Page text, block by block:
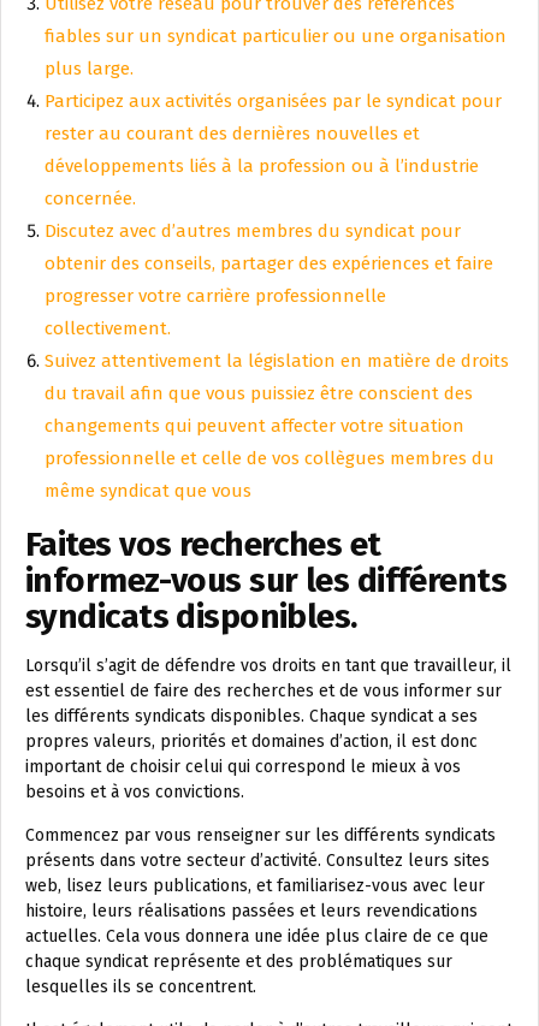
fiables sur un syndicat particulier ou une organisation
plus large.
Participez aux activités organisées par le syndicat pour
rester au courant des dernières nouvelles et
développements liés à la profession ou à l’industrie
concernée.
Discutez avec d’autres membres du syndicat pour
obtenir des conseils, partager des expériences et faire
progresser votre carrière professionnelle
collectivement.
Suivez attentivement la législation en matière de droits
du travail afin que vous puissiez être conscient des
changements qui peuvent affecter votre situation
professionnelle et celle de vos collègues membres du
même syndicat que vous
Faites vos recherches et
informez-vous sur les différents
syndicats disponibles.
Lorsqu’il s’agit de défendre vos droits en tant que travailleur, il
est essentiel de faire des recherches et de vous informer sur
les différents syndicats disponibles. Chaque syndicat a ses
propres valeurs, priorités et domaines d’action, il est donc
important de choisir celui qui correspond le mieux à vos
besoins et à vos convictions.
Commencez par vous renseigner sur les différents syndicats
présents dans votre secteur d’activité. Consultez leurs sites
web, lisez leurs publications, et familiarisez-vous avec leur
histoire, leurs réalisations passées et leurs revendications
actuelles. Cela vous donnera une idée plus claire de ce que
chaque syndicat représente et des problématiques sur
lesquelles ils se concentrent.